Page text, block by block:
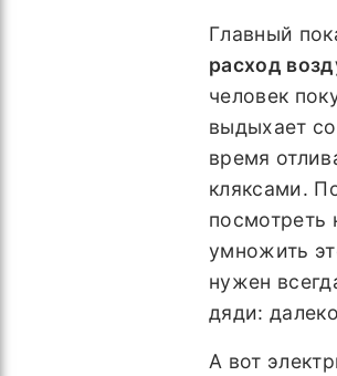
Главный
расход
человек
выдыхает
время
кляксами.
посмотреть
умножить
нужен
дяди:
А вот